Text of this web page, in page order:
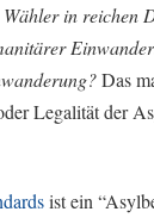
Wähler in reichen
Das
Legalität der
ist ein